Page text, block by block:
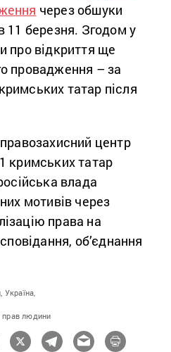
через обшуки
11 березня. Згодом у
про відкриття ще
провадження – за
татар після
центр
кримських татар
влада
мотивів через
права на
об’єднання
Україна,
прав людини